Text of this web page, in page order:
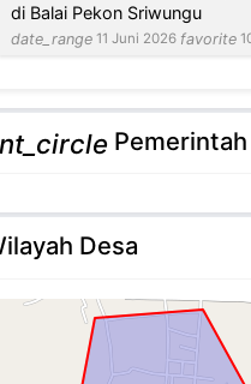
di Balai Pekon Sriwungu
date_range 11 Juni 2026 favorite
NEVI VILANTI, S.Kom
Bendahara Pekon
Desa